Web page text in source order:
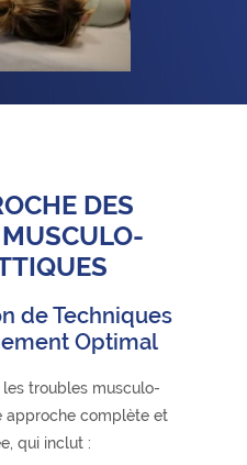
DES
de Techniques
Optimal
les troubles musculo-
approche complète et
qui inclut :